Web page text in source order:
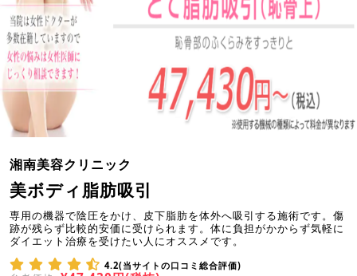
湘南美容クリニック
美ボディ脂肪吸引
専用の機器で陰圧をかけ、皮下脂肪を体外へ吸引する施術です。傷
跡が残らず比較的安価に受けられます。体に負担がかからず気軽に
ダイエット治療を受けたい人にオススメです。
4.2(当サイトの口コミ総合評価)